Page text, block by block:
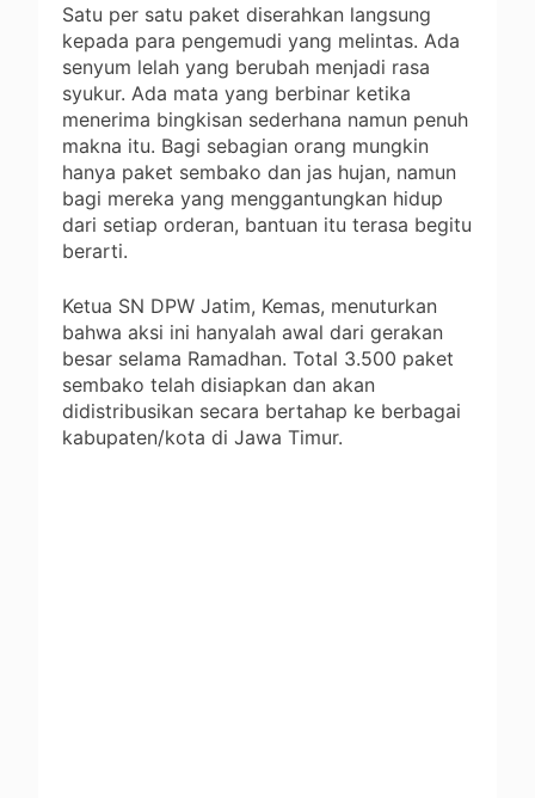
Satu per satu paket diserahkan langsung
kepada para pengemudi yang melintas. Ada
senyum lelah yang berubah menjadi rasa
syukur. Ada mata yang berbinar ketika
menerima bingkisan sederhana namun penuh
makna itu. Bagi sebagian orang mungkin
hanya paket sembako dan jas hujan, namun
bagi mereka yang menggantungkan hidup
dari setiap orderan, bantuan itu terasa begitu
berarti.
Ketua SN DPW Jatim, Kemas, menuturkan
bahwa aksi ini hanyalah awal dari gerakan
besar selama Ramadhan. Total 3.500 paket
sembako telah disiapkan dan akan
didistribusikan secara bertahap ke berbagai
kabupaten/kota di Jawa Timur.